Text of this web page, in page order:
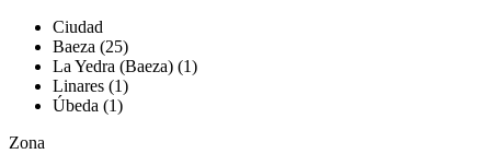
Ciudad
Baeza (25)
La Yedra (Baeza) (1)
Linares (1)
Úbeda (1)
Zona